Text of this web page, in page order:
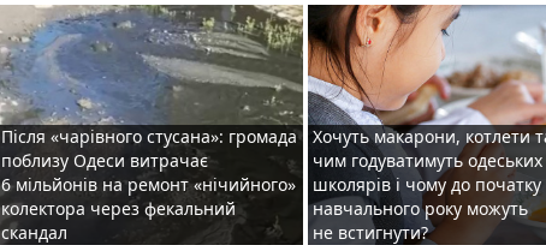
Після «чарівного стусана»: громада
поблизу Одеси витрачає
6 мільйонів на ремонт «нічийного»
колектора через фекальний
скандал
Хочуть макарони, котлети
чим годуватимуть одеських
школярів і чому до початку
навчального року можуть
не встигнути?